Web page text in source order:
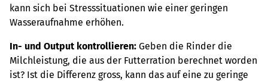
kann sich bei Stresssituationen wie einer geringen
Wasseraufnahme erhöhen.
In- und Output kontrollieren: Geben die Rinder die
Milchleistung, die aus der Futterration berechnet worden
ist? Ist die Differenz gross, kann das auf eine zu geringe